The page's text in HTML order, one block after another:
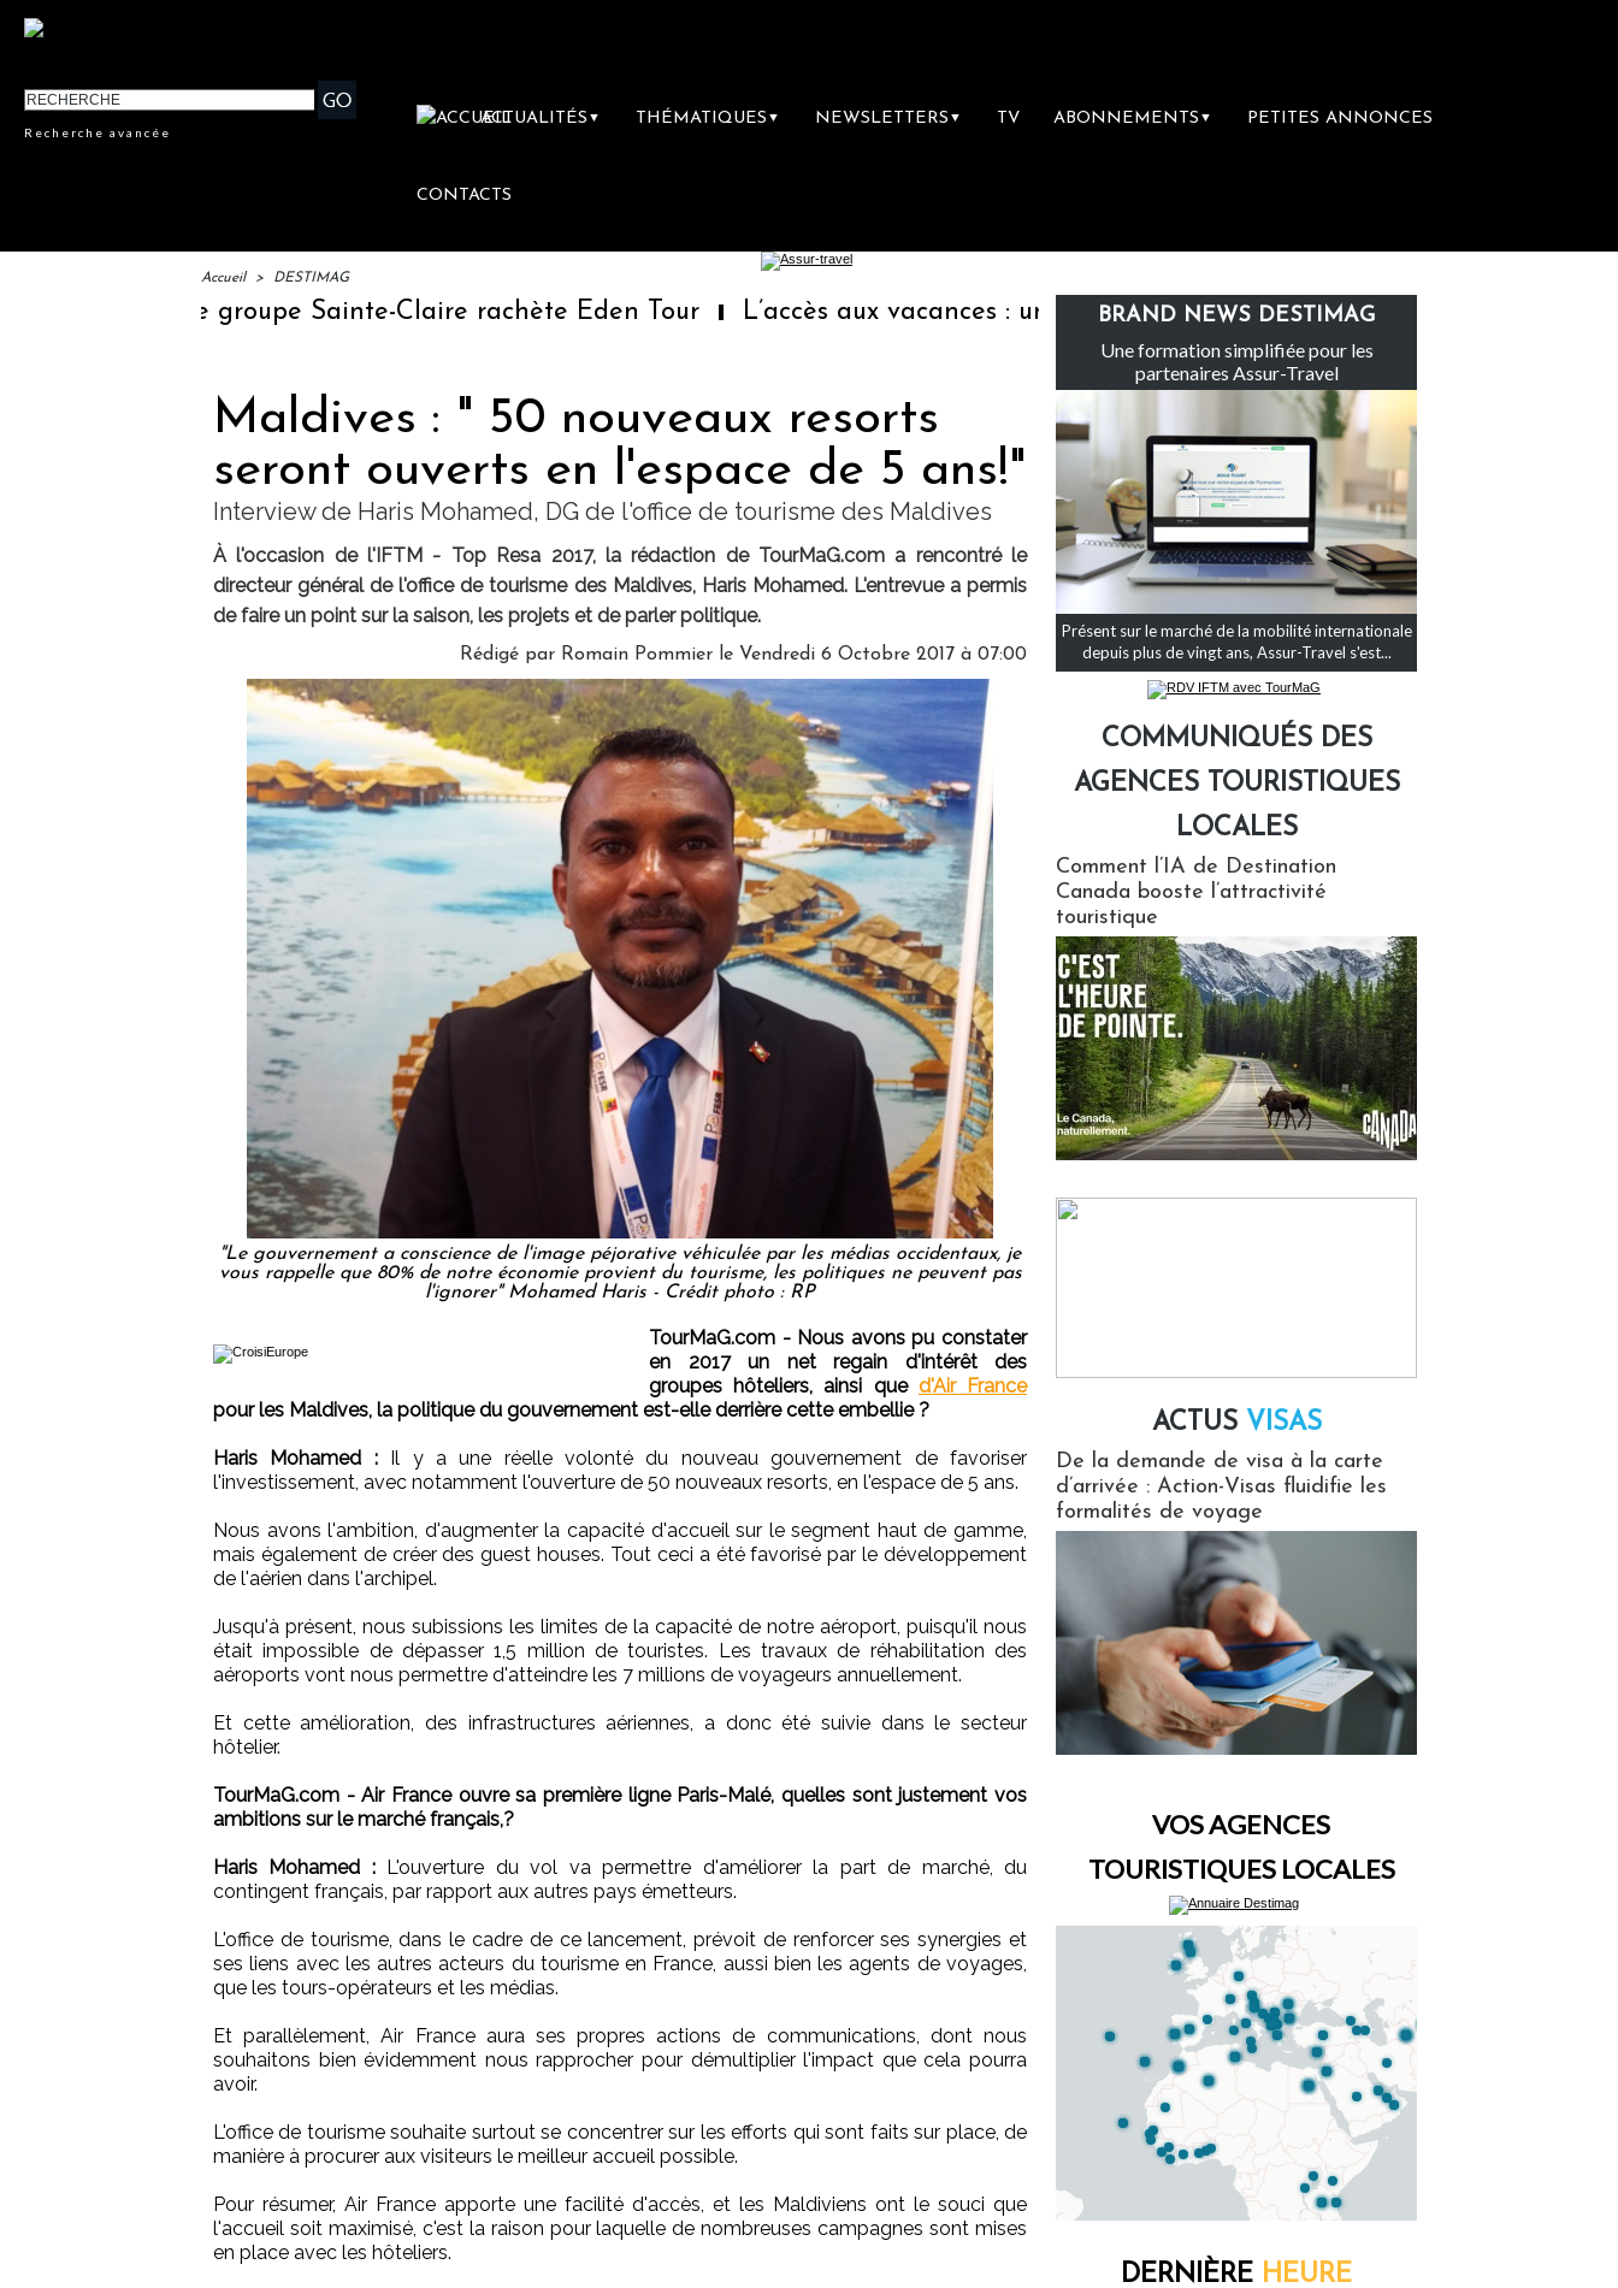
Recherche avancée
ACTUALITÉS ▼ THÉMATIQUES ▼ NEWSLETTERS ▼ TV ABONNEMENTS ▼ PETITES ANNONCES
CONTACTS
Accueil > DESTIMAG
Le groupe Sainte-Claire rachète Eden Tour L’accès aux vacances : un droit inachevé totalement abandonné par les
Maldives : " 50 nouveaux resorts
seront ouverts en l'espace de 5 ans!"
Interview de Haris Mohamed, DG de l'office de tourisme des Maldives
À l'occasion de l'IFTM - Top Resa 2017, la rédaction de TourMaG.com a rencontré le
directeur général de l'office de tourisme des Maldives, Haris Mohamed. L'entrevue a permis
de faire un point sur la saison, les projets et de parler politique.
Rédigé par Romain Pommier le Vendredi 6 Octobre 2017 à 07:00
"Le gouvernement a conscience de l'image péjorative véhiculée par les médias occidentaux, je
vous rappelle que 80% de notre économie provient du tourisme, les politiques ne peuvent pas
l'ignorer" Mohamed Haris - Crédit photo : RP
TourMaG.com - Nous avons pu constater
en 2017 un net regain d'intérêt des
groupes hôteliers, ainsi que d'Air France
pour les Maldives, la politique du gouvernement est-elle derrière cette embellie ?
Haris Mohamed :Il y a une réelle volonté du nouveau gouvernement de favoriser
l'investissement, avec notamment l'ouverture de 50 nouveaux resorts, en l'espace de 5 ans.
Nous avons l'ambition, d'augmenter la capacité d'accueil sur le segment haut de gamme,
mais également de créer des guest houses. Tout ceci a été favorisé par le développement
de l'aérien dans l'archipel.
Jusqu'à présent, nous subissions les limites de la capacité de notre aéroport, puisqu'il nous
était impossible de dépasser 1,5 million de touristes. Les travaux de réhabilitation des
aéroports vont nous permettre d'atteindre les 7 millions de voyageurs annuellement.
Et cette amélioration, des infrastructures aériennes, a donc été suivie dans le secteur
hôtelier.
TourMaG.com - Air France ouvre sa première ligne Paris-Malé, quelles sont justement vos
ambitions sur le marché français,?
Haris Mohamed :L'ouverture du vol va permettre d'améliorer la part de marché, du
contingent français, par rapport aux autres pays émetteurs.
L'office de tourisme, dans le cadre de ce lancement, prévoit de renforcer ses synergies et
ses liens avec les autres acteurs du tourisme en France, aussi bien les agents de voyages,
que les tours-opérateurs et les médias.
Et parallèlement, Air France aura ses propres actions de communications, dont nous
souhaitons bien évidemment nous rapprocher pour démultiplier l'impact que cela pourra
avoir.
L'office de tourisme souhaite surtout se concentrer sur les efforts qui sont faits sur place, de
manière à procurer aux visiteurs le meilleur accueil possible.
Pour résumer, Air France apporte une facilité d'accès, et les Maldiviens ont le souci que
l'accueil soit maximisé, c'est la raison pour laquelle de nombreuses campagnes sont mises
en place avec les hôteliers.
BRAND NEWS DESTIMAG
Une formation simplifiée pour les
partenaires Assur-Travel
Présent sur le marché de la mobilité internationale
depuis plus de vingt ans, Assur-Travel s'est...
COMMUNIQUÉS DES
AGENCES TOURISTIQUES
LOCALES
Comment l’IA de Destination
Canada booste l’attractivité
touristique
ACTUS VISAS
De la demande de visa à la carte
d’arrivée : Action-Visas fluidifie les
formalités de voyage
VOS AGENCES
TOURISTIQUES LOCALES
DERNIÈRE HEURE